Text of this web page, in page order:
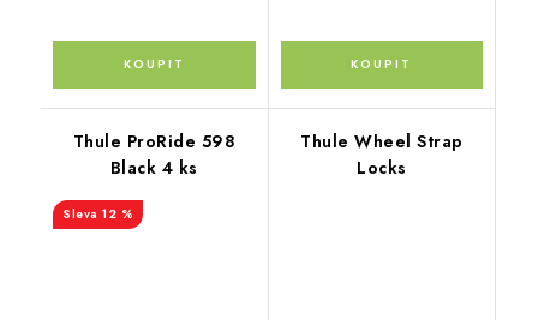
Thule ProRide 598
Black 4 ks
12 %
Thule Wheel Strap
Locks